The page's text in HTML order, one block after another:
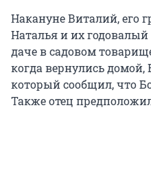
Накануне Виталий, его
Наталья и их
даче в садовом
когда вернулись
который сообщил, что
Также отец